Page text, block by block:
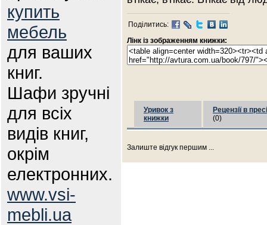
купить
мебель
для ваших
книг.
Шафи зручні
для всіх
видів книг,
окрім
електронних.
www.vsi-
mebli.ua
Поділитись:
Лінк із зображенням книжки:
Уривок з
книжки
Рецензії в пресі
(0)
Залиште відгук першим ...